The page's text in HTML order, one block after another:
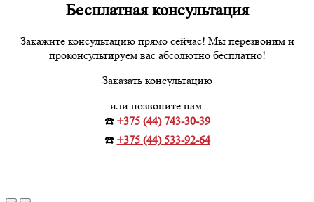
Бесплатная консультация
Закажите консультацию прямо сейчас! Мы перезвоним и
проконсультируем вас абсолютно бесплатно!
Заказать консультацию
или позвоните нам:
☎️ +375 (44) 743-30-39
☎️ +375 (44) 533-92-64